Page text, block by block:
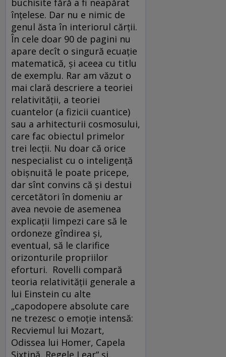
buchisite fără a fi neapărat
înțelese. Dar nu e nimic de
genul ăsta în interiorul cărții.
În cele doar 90 de pagini nu
apare decît o singură ecuație
matematică, și aceea cu titlu
de exemplu. Rar am văzut o
mai clară descriere a teoriei
relativității, a teoriei
cuantelor (a fizicii cuantice)
sau a arhitecturii cosmosului,
care fac obiectul primelor
trei lecții. Nu doar că orice
nespecialist cu o inteligență
obișnuită le poate pricepe,
dar sînt convins că și destui
cercetători în domeniu ar
avea nevoie de asemenea
explicații limpezi care să le
ordoneze gîndirea și,
eventual, să le clarifice
orizonturile propriilor
eforturi. Rovelli compară
teoria relativității generale a
lui Einstein cu alte
„capodopere absolute care
ne trezesc o emoție intensă:
Recviemul lui Mozart,
Odissea lui Homer, Capela
Sixtină, Regele Lear“ și,